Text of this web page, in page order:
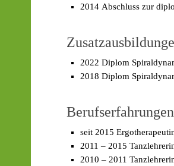
2014 Abschluss zur
2022 Diplom
2018 Diplom
Berufserfahrungen
seit 2015
2011 – 2015
2010 – 2011